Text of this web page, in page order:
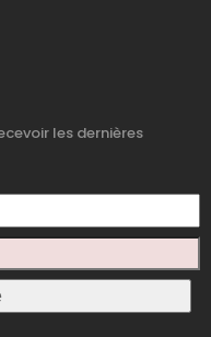
les dernières